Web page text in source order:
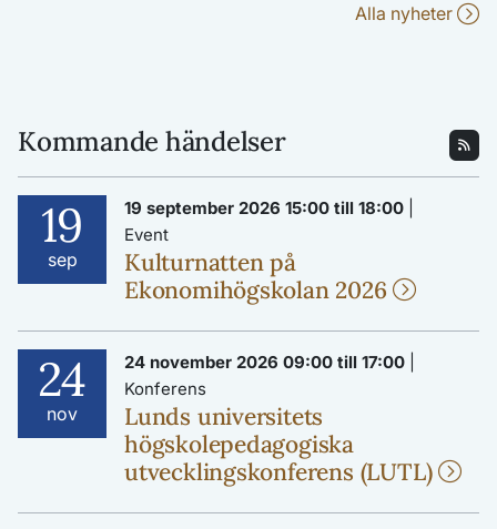
Alla nyheter
Kommande händelser
19
sep
19 september 2026 15:00 till 18:00
Event
Kulturnatten på
Ekonomihögskolan 2026
24
nov
24 november 2026 09:00 till 17:00
Konferens
Lunds universitets
högskolepedagogiska
utvecklingskonferens (LUTL)